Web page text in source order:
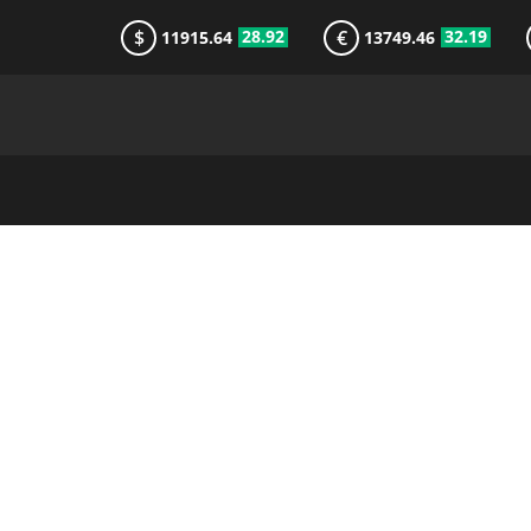
$ 11915.64 28.92 € 13749.46 32.19